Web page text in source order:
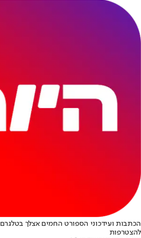
הכתבות ועידכוני הספורט החמים אצלך בטלגרם
להצטרפות